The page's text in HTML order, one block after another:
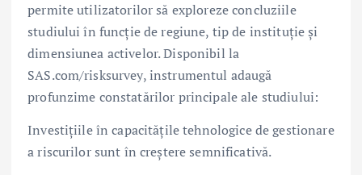
permite utilizatorilor să exploreze concluziile
studiului în funcție de regiune, tip de instituție și
dimensiunea activelor. Disponibil la
SAS.com/risksurvey, instrumentul adaugă
profunzime constatărilor principale ale studiului:
Investițiile în capacitățile tehnologice de gestionare
a riscurilor sunt în creștere semnificativă.